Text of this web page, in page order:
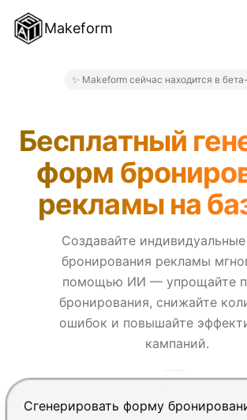
Makeform
БЛОГ
ЦЕНЫ
ВОЙТИ
✨ Makeform сейчас находится в
Бесплатный
форм
рекламы на
Создавайте
бронирования рекламы
помощью ИИ — упрощайте
бронирования, снижайте
ошибок и повышайте
кампаний.
Нажмите Enter, чтобы отправить,